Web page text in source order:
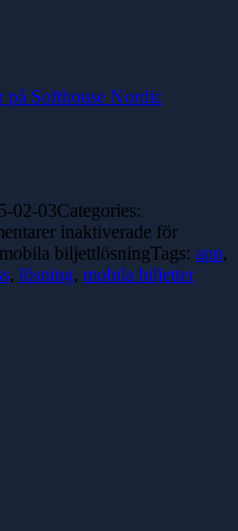
på Softhouse Nordic
02-03Categories:
inaktiverade för
biljettlösningTags: app,
, lösning, mobila biljetter